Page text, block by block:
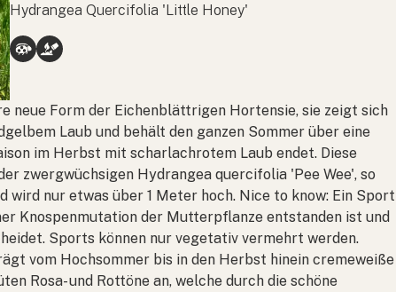
Hydrangea Quercifolia 'Little Honey'
neue Form der Eichenblättrigen Hortensie, sie zeigt sich
Laub und behält den ganzen Sommer über eine
im Herbst mit scharlachrotem Laub endet. Diese
zwergwüchsigen Hydrangea quercifolia 'Pee Wee', so
wird nur etwas über 1 Meter hoch. Nice to know: Ein Sport
Knospenmutation der Mutterpflanze entstanden ist und
Sports können nur vegetativ vermehrt werden.
vom Hochsommer bis in den Herbst hinein cremeweiße
Rosa- und Rottöne an, welche durch die schöne